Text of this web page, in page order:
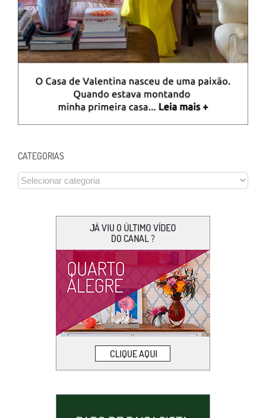
CATEGORIAS
CATEGORIAS